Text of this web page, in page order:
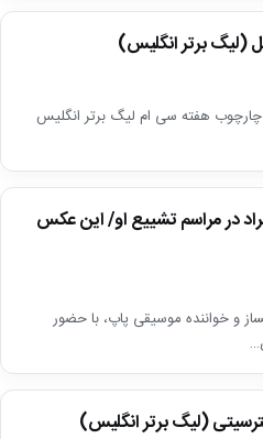
هفته سی ام لیگ برتر انگلیس
در مراسم تشییع او/ این عکس
و خواننده موسیقی پاپ، با حضور